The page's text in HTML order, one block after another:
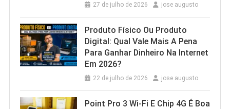
27 de julho de 2026 jose augusto
Produto Físico Ou Produto
Digital: Qual Vale Mais A Pena
Para Ganhar Dinheiro Na Internet
Em 2026?
22 de julho de 2026 jose augusto
Point Pro 3 Wi‑Fi E Chip 4G É Boa